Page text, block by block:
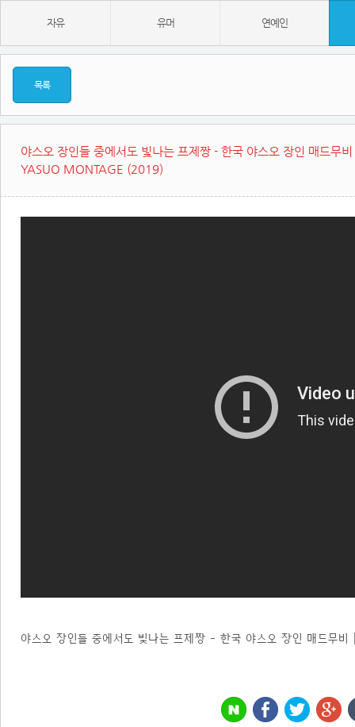
자유 유머 연예인
목록
야스오 장인들 중에서도 빛나는 프제짱 - 한국 야스오 장인 매드무
YASUO MONTAGE (2019)
야스오 장인들 중에서도 빛나는 프제짱 - 한국 야스오 장인 매드무